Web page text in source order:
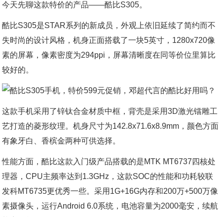
今天先聊这款特价的产品——酷比S305。
酷比S305是STAR系列的新成员，外观上依旧延续了简约而不
失时尚的设计风格，机身正面搭载了一块5英寸，1280x720像
素的屏幕，像素密度为294ppi，屏幕清晰度在同等价位里算比
较好的。
这款手机采用了锌钛合金材质中框，背壳是采用3D激光镭雕工
艺打造的菱形纹理。机身尺寸为142.8x71.6x8.9mm，颜色方面
有象牙白、香槟金两种可供选择。
性能方面，酷比这款入门级产品搭载的是MTK MT6737四核处
理器，CPU主频率达到1.3GHz，这款SOC的性能和功耗较联
发科MT6735更优秀一些。采用1G+16G内存和200万+500万像
素摄像头，运行Android 6.0系统，电池容量为2000毫安，续航